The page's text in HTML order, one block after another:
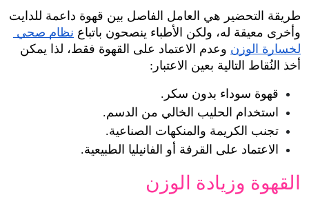
وأخرى معيقة له، ولكن الأطباء ينصحون باتباع
لخسارة الوزن
أخذ النُقاط التالية بعين الاعتبار:
قهوة سوداء بدون سكر.
استخدام الحليب الخالي من الدسم.
تجنب الكريمة والمنكهات الصناعية.
الاعتماد على القرفة أو الفانيليا الطبيعية.
القهوة وزيادة الوزن